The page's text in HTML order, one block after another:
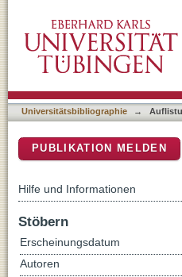
Universitätsbibliographie →
PUBLIKATION MELDEN
Hilfe und Informationen
Stöbern
Erscheinungsdatum
Autoren